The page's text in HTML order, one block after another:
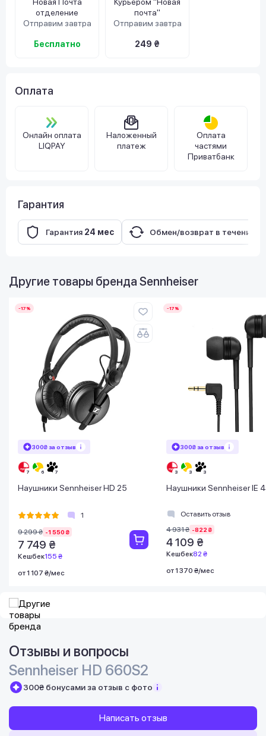
отделение
Отправим завтра
Бесплатно
почта"
Отправим завтра
249 ₴
Оплата
Онлайн оплата
LIQPAY
Наложенный
платеж
Оплата
частями
Приватбанк
Гарантия
Гарантия 24 мес Обмен/возврат в течение
Другие товары бренда Sennheiser
-17%
300₴ за отзыв
Наушники Sennheiser HD 25
1
9 299 ₴ -1 550 ₴
7 749 ₴
Кешбек155 ₴
от 1 107 ₴/мес
-17%
300₴ за отзыв
Наушники Sennheiser IE 4
Оставить отзыв
4 931 ₴ -822 ₴
4 109 ₴
Кешбек82 ₴
от 1 370 ₴/мес
Отзывы и вопросы
Sennheiser HD 660S2
300₴ бонусами за отзыв с фото
Написать отзыв